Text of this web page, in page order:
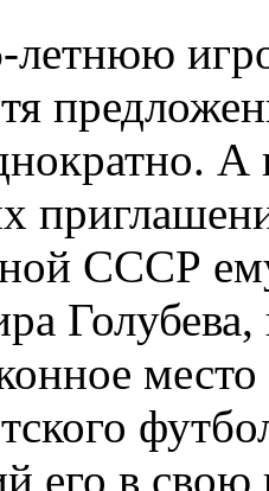
А
СССР
его в свою